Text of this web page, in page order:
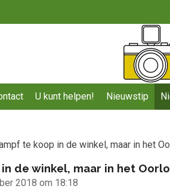
U kunt helpen! Nieuwstip
te koop in de winkel, maar in het
de winkel, maar in het
2018 om 18:18